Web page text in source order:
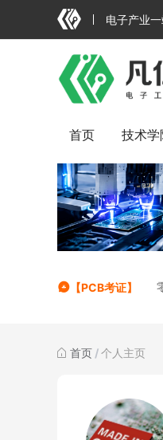
电子产业
首页 技术学
【PCB考证】
首页 /个人主页